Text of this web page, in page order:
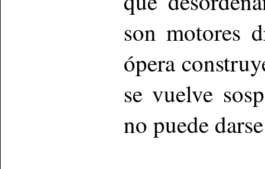
son motores
ópera
se vuelve
no puede